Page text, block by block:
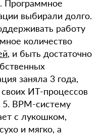
выбирали долго.
работу
количество
, и быть достаточно
заняла 3 года,
ИТ-процессов
BPM-систему
с лукошком,
и мягко, а